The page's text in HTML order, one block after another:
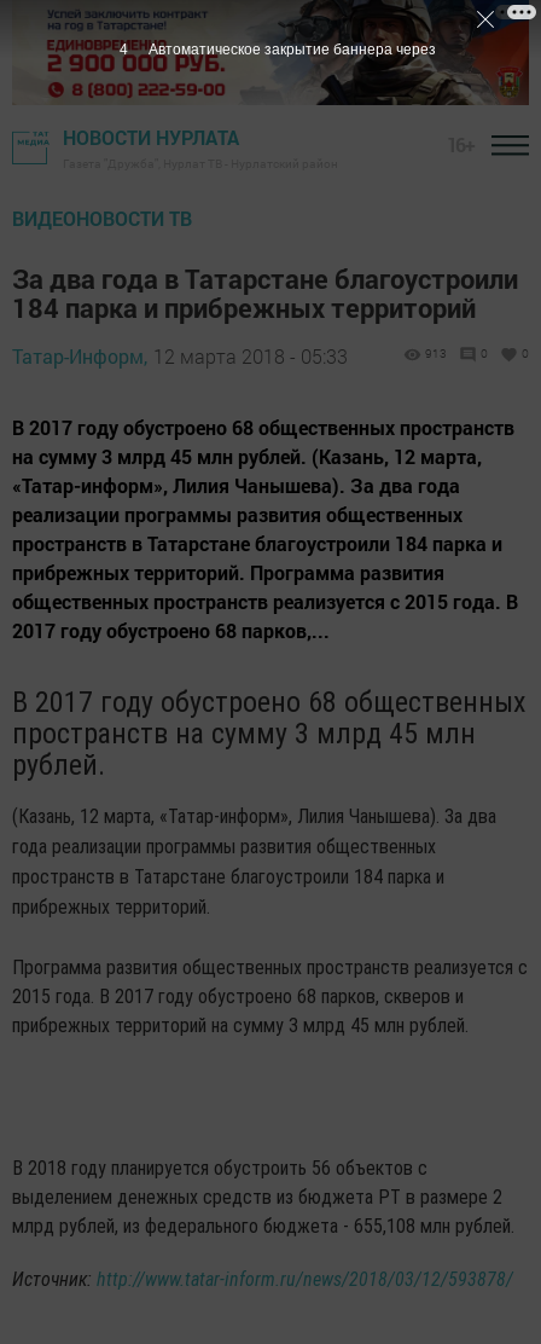
НОВОСТИ НУРЛАТА
ВИДЕОНОВОСТИ ТВ
За два года в Татарстане благоустроили
184 парка и прибрежных территорий
Татар-Информ, 12 марта 2018 - 05:33 913 0 0
В 2017 году обустроено 68 общественных пространств
на сумму 3 млрд 45 млн рублей. (Казань, 12 марта,
«Татар-информ», Лилия Чанышева). За два года
реализации программы развития общественных
пространств в Татарстане благоустроили 184 парка и
прибрежных территорий. Программа развития
общественных пространств реализуется с 2015 года. В
2017 году обустроено 68 парков,...
В 2017 году обустроено 68 общественных
пространств на сумму 3 млрд 45 млн
рублей.
(Казань, 12 марта, «Татар-информ», Лилия Чанышева). За два
года реализации программы развития общественных
пространств в Татарстане благоустроили 184 парка и
прибрежных территорий.
Программа развития общественных пространств реализуется с
2015 года. В 2017 году обустроено 68 парков, скверов и
прибрежных территорий на сумму 3 млрд 45 млн рублей.
В 2018 году планируется обустроить 56 объектов с
выделением денежных средств из бюджета РТ в размере 2
млрд рублей, из федерального бюджета - 655,108 млн рублей.
Источник: http://www.tatar-inform.ru/news/2018/03/12/593878/
3 Автоматическое закрытие баннера через